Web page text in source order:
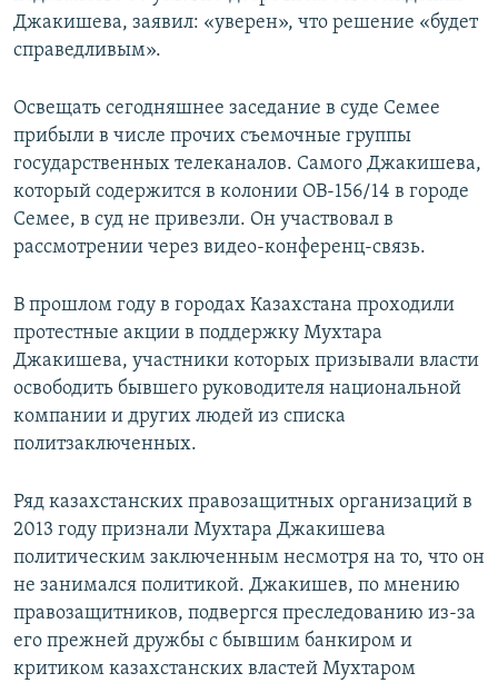
Джакишева, заявил: «уверен», что решение «будет
справедливым».
Освещать сегодняшнее заседание в суде Семее
прибыли в числе прочих съемочные группы
государственных телеканалов. Самого Джакишева,
который содержится в колонии ОВ-156/14 в городе
Семее, в суд не привезли. Он участвовал в
рассмотрении через видео-конференц-связь.
В прошлом году в городах Казахстана проходили
протестные акции в поддержку Мухтара
Джакишева, участники которых призывали власти
освободить бывшего руководителя национальной
компании и других людей из списка
политзаключенных.
Ряд казахстанских правозащитных организаций в
2013 году признали Мухтара Джакишева
политическим заключенным несмотря на то, что он
не занимался политикой. Джакишев, по мнению
правозащитников, подвергся преследованию из-за
его прежней дружбы с бывшим банкиром и
критиком казахстанских властей Мухтаром